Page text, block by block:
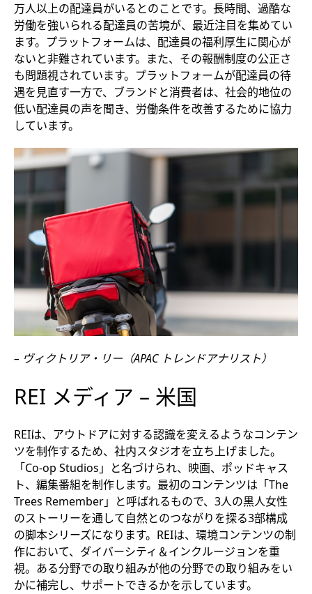
万人以上の配達員がいるとのことです。長時間、過酷な
労働を強いられる配達員の苦境が、最近注目を集めてい
ます。プラットフォームは、配達員の福利厚生に関心が
ないと非難されています。また、その報酬制度の公正さ
も問題視されています。プラットフォームが配達員の待
遇を見直す一方で、ブランドと消費者は、社会的地位の
低い配達員の声を聞き、労働条件を改善するために協力
しています。
– ヴィクトリア・リー（APAC トレンドアナリスト）
REI メディア – 米国
REIは、アウトドアに対する認識を変えるようなコンテン
ツを制作するため、社内スタジオを立ち上げました。
「Co-op Studios」と名づけられ、映画、ポッドキャス
ト、編集番組を制作します。最初のコンテンツは「The
Trees Remember」と呼ばれるもので、3人の黒人女性
のストーリーを通して自然とのつながりを探る3部構成
の脚本シリーズになります。REIは、環境コンテンツの制
作において、ダイバーシティ＆インクルージョンを重
視。ある分野での取り組みが他の分野での取り組みをい
かに補完し、サポートできるかを示しています。